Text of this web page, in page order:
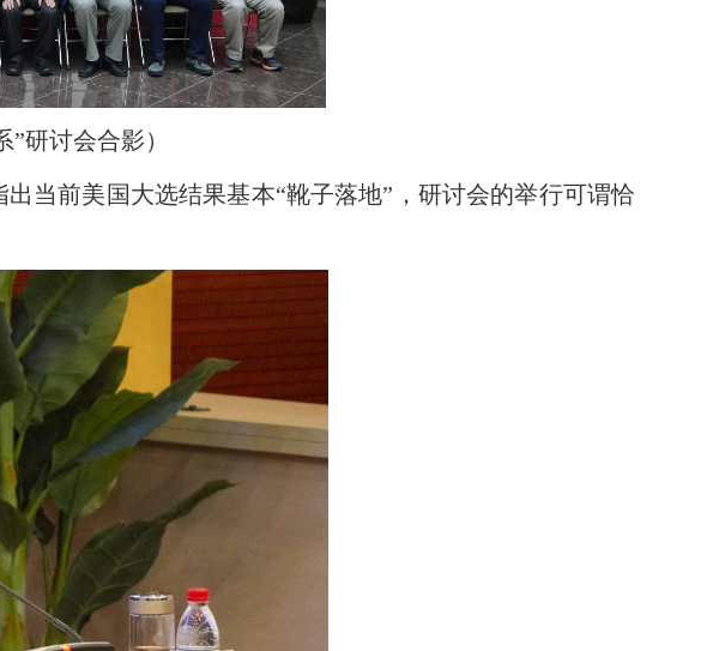
”研讨会合影）
当前美国大选结果基本“靴子落地”，研讨会的举行可谓恰